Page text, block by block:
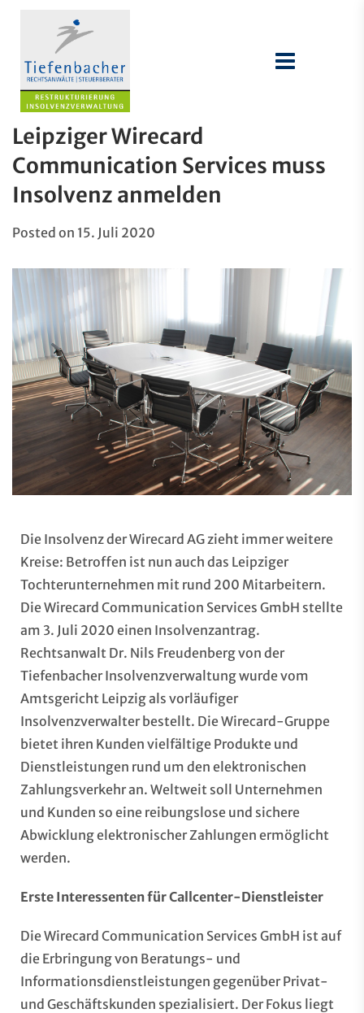
Leipziger Wirecard
Communication Services muss
Insolvenz anmelden
Posted on 15. Juli 2020
Die Insolvenz der Wirecard AG zieht immer weitere
Kreise: Betroffen ist nun auch das Leipziger
Tochterunternehmen mit rund 200 Mitarbeitern.
Die Wirecard Communication Services GmbH stellte
am 3. Juli 2020 einen Insolvenzantrag.
Rechtsanwalt Dr. Nils Freudenberg von der
Tiefenbacher Insolvenzverwaltung wurde vom
Amtsgericht Leipzig als vorläufiger
Insolvenzverwalter bestellt. Die Wirecard-Gruppe
bietet ihren Kunden vielfältige Produkte und
Dienstleistungen rund um den elektronischen
Zahlungsverkehr an. Weltweit soll Unternehmen
und Kunden so eine reibungslose und sichere
Abwicklung elektronischer Zahlungen ermöglicht
werden.
Erste Interessenten für Callcenter-Dienstleister
Die Wirecard Communication Services GmbH ist auf
die Erbringung von Beratungs- und
Informationsdienstleistungen gegenüber Privat-
und Geschäftskunden spezialisiert. Der Fokus liegt